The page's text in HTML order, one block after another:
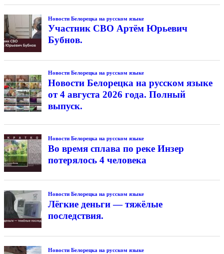
Новости Белорецка на русском языке
Участник СВО Артём Юрьевич
Бубнов.
Новости Белорецка на русском языке
Новости Белорецка на русском языке
от 4 августа 2026 года. Полный
выпуск.
Новости Белорецка на русском языке
Во время сплава по реке Инзер
потерялось 4 человека
Новости Белорецка на русском языке
Лёгкие деньги — тяжёлые
последствия.
Новости Белорецка на русском языке